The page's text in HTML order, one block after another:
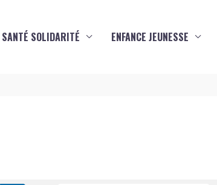
SANTÉ SOLIDARITÉ ENFANCE JEUNESSE